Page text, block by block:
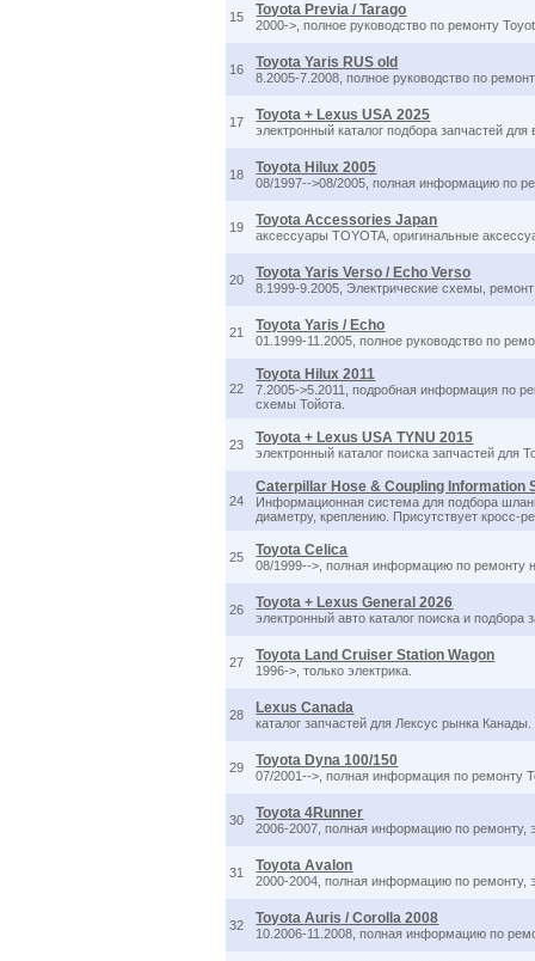
15 Toyota Previa / Tarago
2000->, полное руководство по ремонту
16 Toyota Yaris RUS old
8.2005-7.2008, полное руководство по
17 Toyota + Lexus USA 2025
электронный каталог подбора запчастей
18 Toyota Hilux 2005
08/1997-->08/2005, полная информацию по
19 Toyota Accessories Japan
аксессуары TOYOTA, оригинальные
20 Toyota Yaris Verso / Echo Verso
8.1999-9.2005, Электрические схемы,
21 Toyota Yaris / Echo
01.1999-11.2005, полное руководство по
22
Toyota Hilux 2011
7.2005->5.2011, подробная информация по
схемы Тойота.
23 Toyota + Lexus USA TYNU 2015
электронный каталог поиска запчастей для
24
Caterpillar Hose & Coupling Information
Информационная система для подбора
диаметру, креплению. Присутствует кросс-
25 Toyota Celica
08/1999-->, полная информацию по ремонту
26 Toyota + Lexus General 2026
электронный авто каталог поиска и подбора
27 Toyota Land Cruiser Station Wagon
1996->, только электрика.
28 Lexus Canada
каталог запчастей для Лексус рынка Канады.
29 Toyota Dyna 100/150
07/2001-->, полная информация по ремонту
30 Toyota 4Runner
2006-2007, полная информацию по ремонту,
31 Toyota Avalon
2000-2004, полная информацию по ремонту,
32 Toyota Auris / Corolla 2008
10.2006-11.2008, полная информацию по